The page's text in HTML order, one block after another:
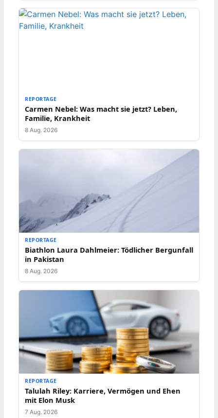
REPORTAGE
Carmen Nebel: Was macht sie jetzt? Leben,
Familie, Krankheit
8 Aug. 2026
REPORTAGE
Biathlon Laura Dahlmeier: Tödlicher Bergunfall
in Pakistan
8 Aug. 2026
REPORTAGE
Talulah Riley: Karriere, Vermögen und Ehen
mit Elon Musk
7 Aug. 2026